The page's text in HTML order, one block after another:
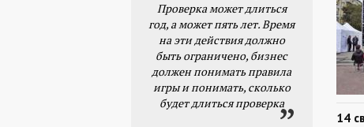
Проверка может длиться
год, а может пять лет. Время
на эти действия должно
быть ограничено, бизнес
должен понимать правила
игры и понимать, сколько
будет длиться проверка
14